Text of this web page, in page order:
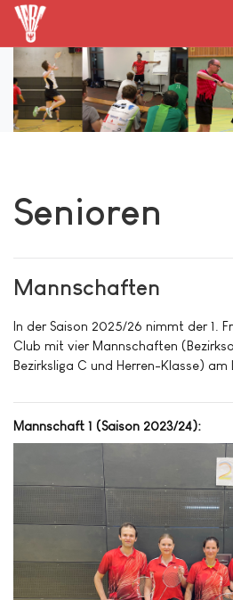
Senioren
Mannschaften
In der Saison 2025/26 nimmt der 1.
Club mit vier Mannschaften
Bezirksliga C und Herren-Klasse) am
Mannschaft 1 (Saison 2023/24):